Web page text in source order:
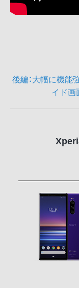
後編：大幅に機能
イド画